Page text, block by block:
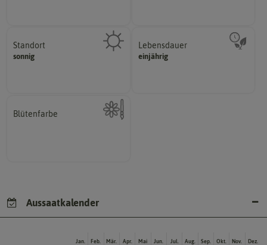
Standort
sonnig
Pflanze? (schattig, halbschattig,
sonnig, vollsonnig)
Lebensdauer
einjährig
einjährig, zweijährig oder
mehrjährig.
Blütenfarbe
Aussaatkalender
Jan. Feb. Mär. Apr. Mai Jun. Jul. Aug. Sep. Okt. Nov. Dez.